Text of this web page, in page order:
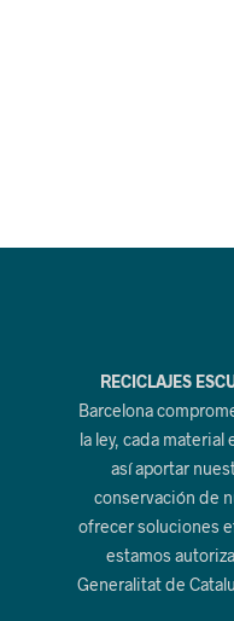
RECICLAJES
Barcelona
la ley, cada
así aportar
conservación de
ofrecer soluciones
estamos
Generalitat de